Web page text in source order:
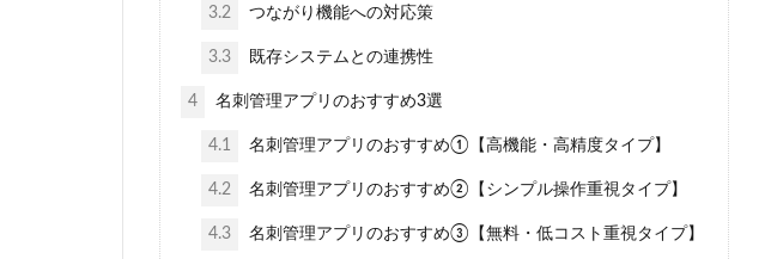
3.2 つながり機能への対応策
3.3 既存システムとの連携性
4 名刺管理アプリのおすすめ3選
4.1 名刺管理アプリのおすすめ①【高機能・高精度タイプ】
4.2 名刺管理アプリのおすすめ②【シンプル操作重視タイプ】
4.3 名刺管理アプリのおすすめ③【無料・低コスト重視タイプ】